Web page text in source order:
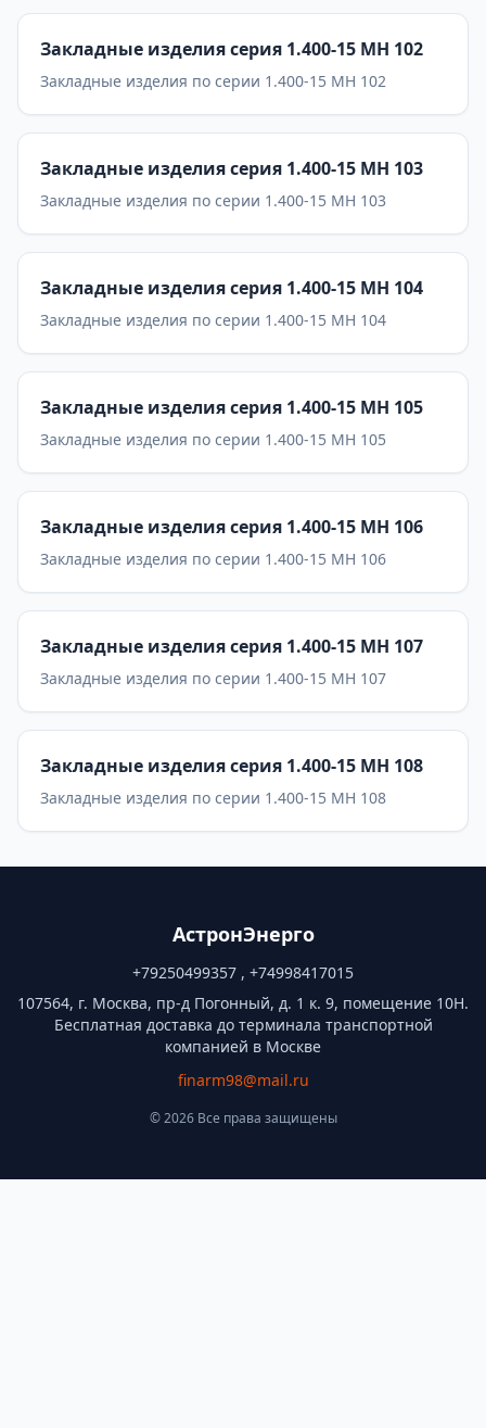
Закладные изделия серия 1.400-15 МН 102
Закладные изделия по серии 1.400-15 МН 102
Закладные изделия серия 1.400-15 МН 103
Закладные изделия по серии 1.400-15 МН 103
Закладные изделия серия 1.400-15 МН 104
Закладные изделия по серии 1.400-15 МН 104
Закладные изделия серия 1.400-15 МН 105
Закладные изделия по серии 1.400-15 МН 105
Закладные изделия серия 1.400-15 МН 106
Закладные изделия по серии 1.400-15 МН 106
Закладные изделия серия 1.400-15 МН 107
Закладные изделия по серии 1.400-15 МН 107
Закладные изделия серия 1.400-15 МН 108
Закладные изделия по серии 1.400-15 МН 108
АстронЭнерго
+79250499357 , +74998417015
107564, г. Москва, пр-д Погонный, д. 1 к. 9, помещение 10Н.
Бесплатная доставка до терминала транспортной
компанией в Москве
finarm98@mail.ru
© 2026 Все права защищены